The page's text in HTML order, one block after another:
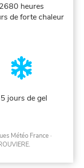
2680 heures
de forte chaleur
jours de gel
Météo France ·